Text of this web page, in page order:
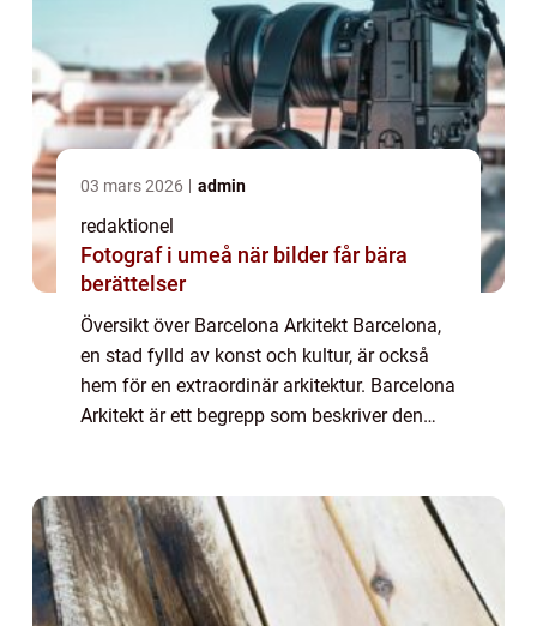
03 mars 2026 admin
redaktionel
Fotograf i umeå när bilder får bära
berättelser
Översikt över Barcelona Arkitekt Barcelona,
en stad fylld av konst och kultur, är också
hem för en extraordinär arkitektur. Barcelona
Arkitekt är ett begrepp som beskriver den